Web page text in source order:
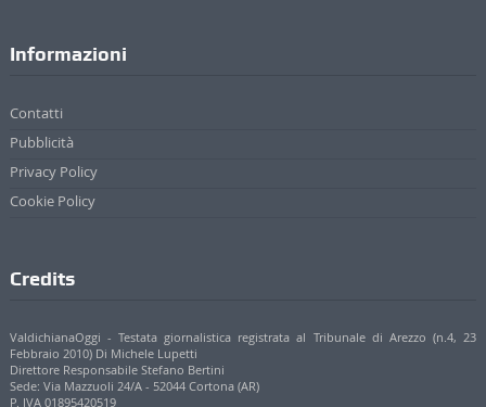
Informazioni
Contatti
Pubblicità
Privacy Policy
Cookie Policy
Credits
ValdichianaOggi - Testata giornalistica registrata al Tribunale di Arezzo (n.4, 23
Febbraio 2010) Di Michele Lupetti
Direttore Responsabile Stefano Bertini
Sede: Via Mazzuoli 24/A - 52044 Cortona (AR)
P. IVA 01895420519